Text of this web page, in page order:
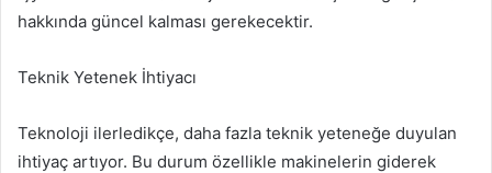
hakkında güncel kalması gerekecektir.
Teknik Yetenek İhtiyacı
Teknoloji ilerledikçe, daha fazla teknik yeteneğe duyulan
ihtiyaç artıyor. Bu durum özellikle makinelerin giderek